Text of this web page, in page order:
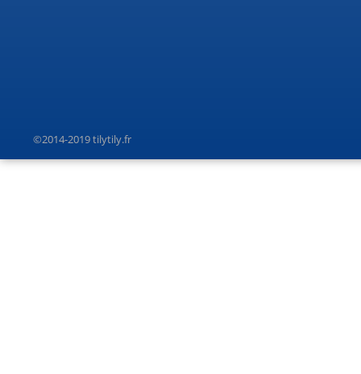
©2014-2019 tilytily.fr